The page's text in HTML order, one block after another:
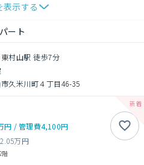
表示する
ート
村山駅 徒歩7分
久米川町４丁目46-35
円 /管理費4,100円
万円
2階